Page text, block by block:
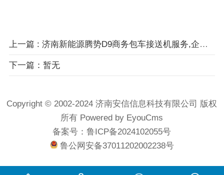
上一篇 : 济南新能源腾势D9商务包车接送机服务,企业会议用车服务
下一篇：暂无
Copyright © 2002-2024 济南安信信息科技有限公司 版权
所有 Powered by EyouCms
备案号：鲁ICP备2024102055号
鲁公网安备37011202002238号